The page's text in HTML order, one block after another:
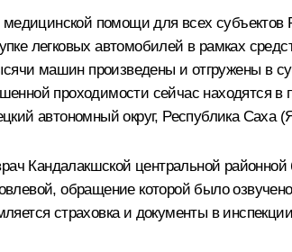
медицинской помощи для всех
легковых автомобилей в рамках
машин произведены и отгружены в
проходимости сейчас находятся в
автономный округ, Республика Саха
Кандалакшской центральной
обращение которой было
страховка и документы в